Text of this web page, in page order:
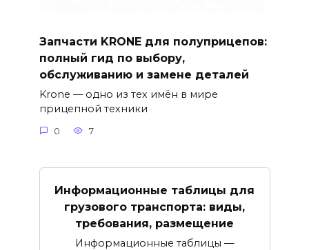
Запчасти KRONE для полуприцепов:
полный гид по выбору,
обслуживанию и замене деталей
Krone — одно из тех имён в мире
прицепной техники
0 7
Информационные таблицы для
грузового транспорта: виды,
требования, размещение
Информационные таблицы —